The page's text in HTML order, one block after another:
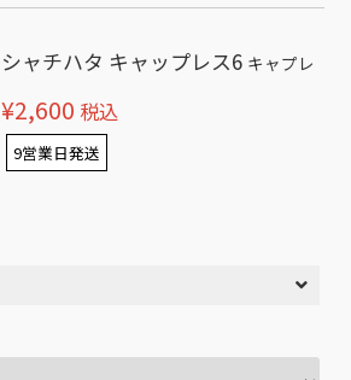
シャチハタ キャップレス6 キャプレ
¥2,600 税込
9営業日発送